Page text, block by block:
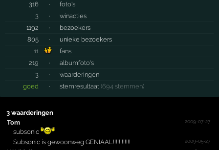
316
·
foto's
3
·
winacties
1192
·
bezoekers
805
·
unieke bezoekers
11
fans
219
·
albumfoto's
3
·
waarderingen
goed
· stemresultaat (694 stemmen)
3 waarderingen
Tom
2009-07-27
subsonic
2009-05-27
Subsonic is gewoonweg GENIAAL!!!!!!!!!!!!